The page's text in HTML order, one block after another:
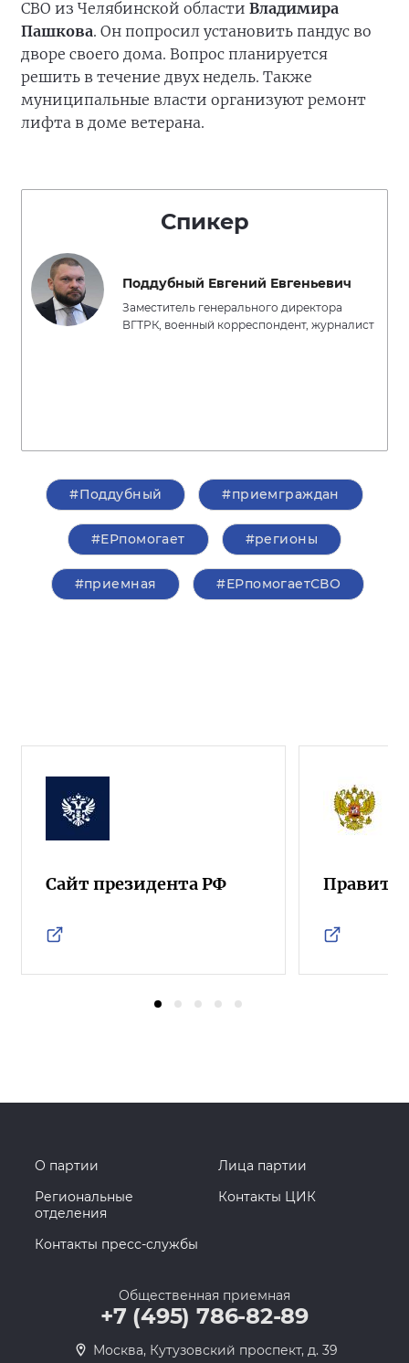
СВО из Челябинской области Владимира
Пашкова. Он попросил установить пандус во
дворе своего дома. Вопрос планируется
решить в течение двух недель. Также
муниципальные власти организуют ремонт
лифта в доме ветерана.
Спикер
Поддубный Евгений Евгеньевич
Заместитель генерального директора
ВГТРК, военный корреспондент, журналист
#Поддубный #приемграждан
#ЕРпомогает #регионы
#приемная #ЕРпомогаетСВО
Сайт президента РФ
О партии
Лица партии
Региональные
отделения
Контакты ЦИК
Контакты пресс-службы
Общественная приемная
+7 (495) 786-82-89
Москва, Кутузовский проспект, д. 39